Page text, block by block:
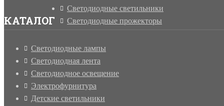
КАТАЛОГ
Светодиодные светильники
Светодиодные прожекторы
Светодиодные лампы
Светодиодная лента
Светодиодное освещение
Электрофурнитура
Детские светильники